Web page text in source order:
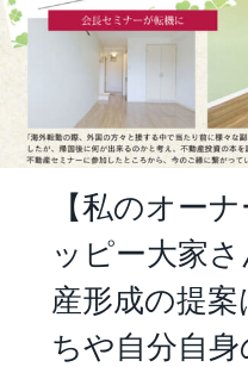
【私のオー
ッピー大家
産形成の提
ちや自分自